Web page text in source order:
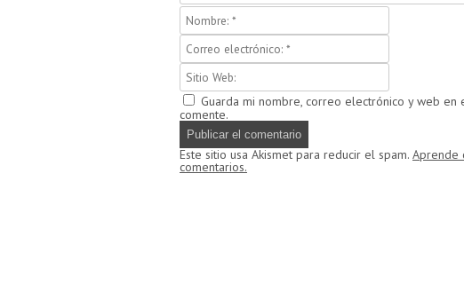
Guarda mi nombre, correo electrónico y web
comente.
Este sitio usa Akismet para reducir el spam. Aprende
comentarios.